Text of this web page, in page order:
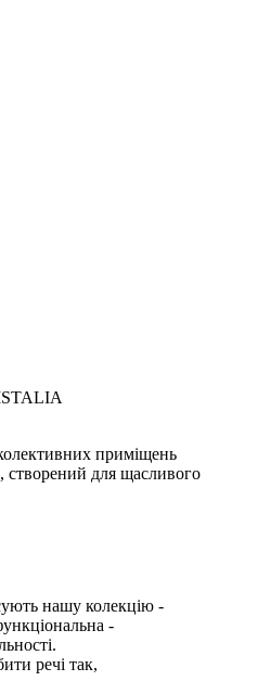
приміщень
створений для щасливого
нашу колекцію -
-
речі так,